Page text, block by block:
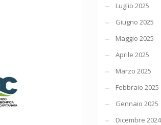
Luglio 2025
Giugno 2025
Maggio 2025
Aprile 2025
Marzo 2025
Febbraio 2025
Gennaio 2025
Dicembre 2024